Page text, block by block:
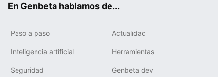
En Genbeta hablamos de...
Paso a paso Actualidad
Inteligencia artificial Herramientas
Seguridad Genbeta dev